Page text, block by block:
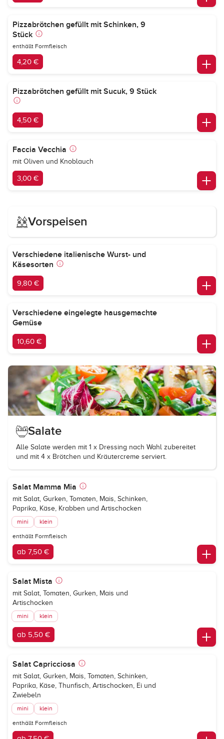
Pizzabrötchen gefüllt mit Schinken, 9
Stück
enthällt Formfleisch
4,20 €
Pizzabrötchen gefüllt mit Sucuk, 9 Stück
4,50 €
Faccia Vecchia
mit Oliven und Knoblauch
3,00 €
Vorspeisen
Verschiedene italienische Wurst- und
Käsesorten
9,80 €
Verschiedene eingelegte hausgemachte
Gemüse
10,60 €
Salate
Alle Salate werden mit 1 x Dressing nach Wahl zubereitet
und mit 4 x Brötchen und Kräutercreme serviert.
Salat Mamma Mia
mit Salat, Gurken, Tomaten, Mais, Schinken,
Paprika, Käse, Krabben und Artischocken
mini klein
enthällt Formfleisch
ab 7,50 €
Salat Mista
mit Salat, Tomaten, Gurken, Mais und
Artischocken
mini klein
ab 5,50 €
Salat Capricciosa
mit Salat, Gurken, Mais, Tomaten, Schinken,
Paprika, Käse, Thunfisch, Artischocken, Ei und
Zwiebeln
mini klein
enthällt Formfleisch